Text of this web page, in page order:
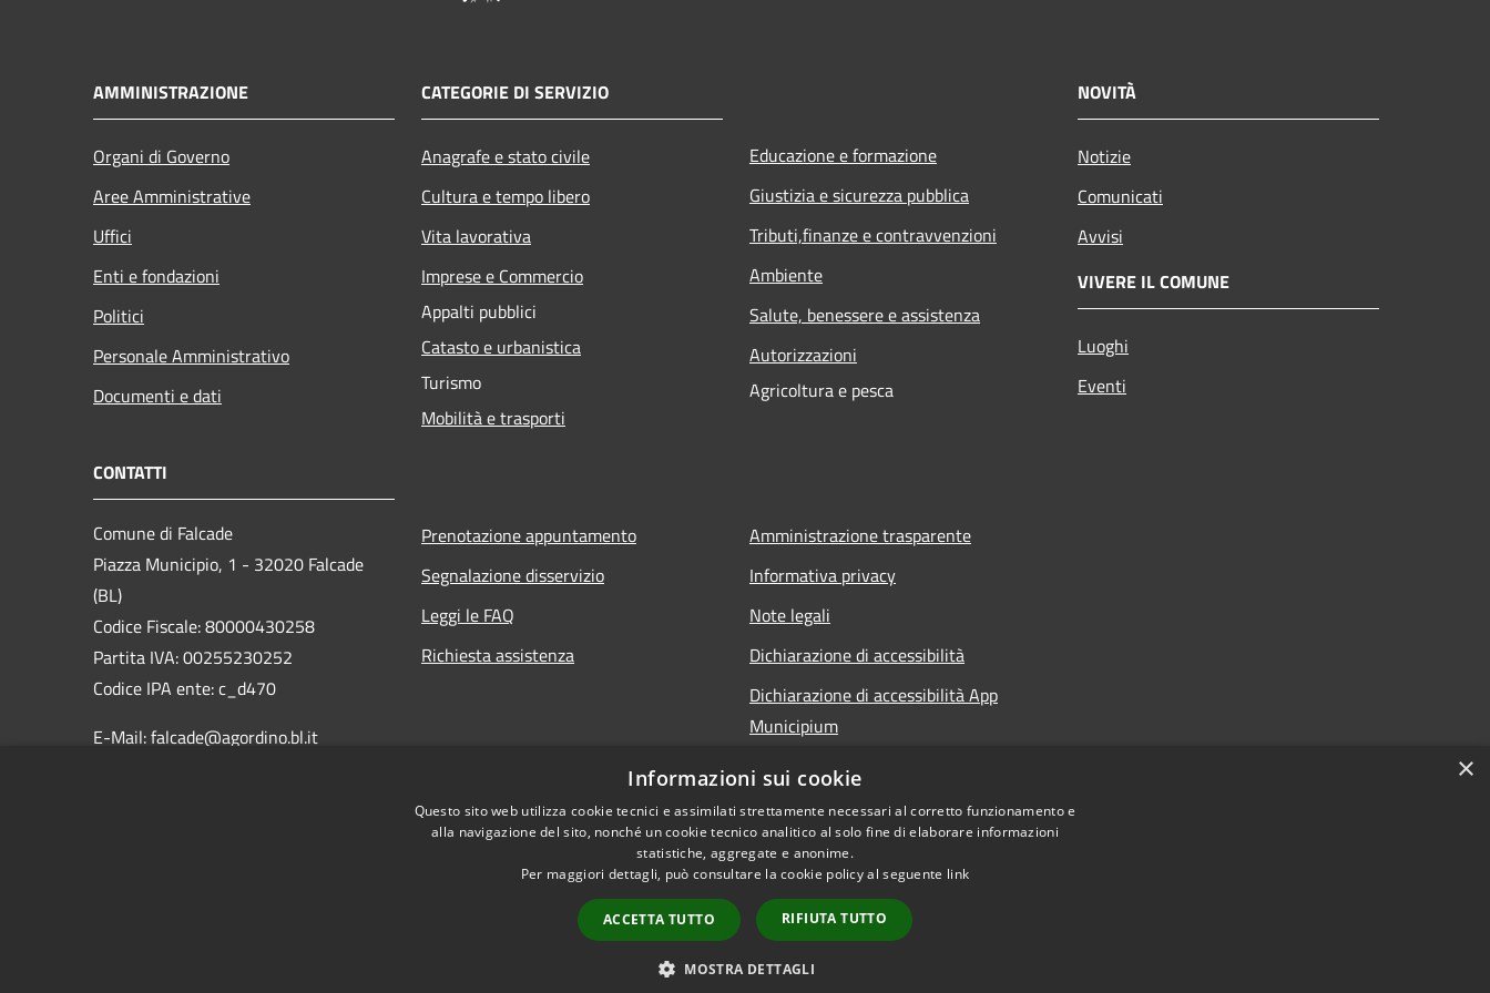
AMMINISTRAZIONE
Organi di Governo
Aree Amministrative
Uffici
Enti e fondazioni
Politici
Personale Amministrativo
Documenti e dati
CATEGORIE DI SERVIZIO
Anagrafe e stato civile
Cultura e tempo libero
Vita lavorativa
Imprese e Commercio
Appalti pubblici
Catasto e urbanistica
Turismo
Mobilità e trasporti
Educazione e formazione
Giustizia e sicurezza pubblica
Tributi,finanze e contravvenzioni
Ambiente
Salute, benessere e assistenza
Autorizzazioni
Agricoltura e pesca
NOVITÀ
Notizie
Comunicati
Avvisi
VIVERE IL COMUNE
Luoghi
Eventi
CONTATTI
Comune di Falcade
Piazza Municipio, 1 - 32020 Falcade
(BL)
Codice Fiscale: 80000430258
Partita IVA: 00255230252
Codice IPA ente: c_d470
E-Mail: falcade@agordino.bl.it
Prenotazione appuntamento
Segnalazione disservizio
Leggi le FAQ
Richiesta assistenza
Amministrazione trasparente
Informativa privacy
Note legali
Dichiarazione di accessibilità
Dichiarazione di accessibilità App
Municipium
Copyright © 2026 • Comune di Falcade • Powered by
×
Informazioni sui cookie
Questo sito web utilizza cookie tecnici e assimilati strettamente necessari al corretto funzionamento e
alla navigazione del sito, nonché un cookie tecnico analitico al solo fine di elaborare informazioni
statistiche, aggregate e anonime.
Per maggiori dettagli, può consultare la cookie policy al seguente link
ACCETTA TUTTO RIFIUTA TUTTO
MOSTRA DETTAGLI